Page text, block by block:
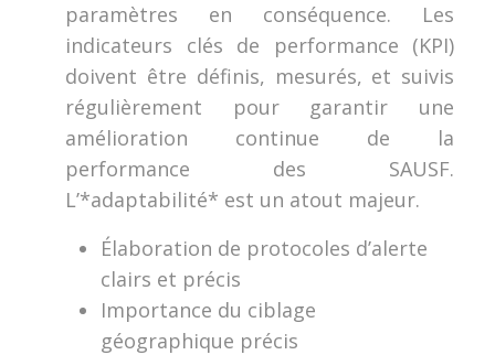
paramètres en conséquence. Les
indicateurs clés de performance (KPI)
doivent être définis, mesurés, et suivis
régulièrement pour garantir une
amélioration continue de la
performance des SAUSF.
L’*adaptabilité* est un atout majeur.
Élaboration de protocoles d’alerte
clairs et précis
Importance du ciblage
géographique précis